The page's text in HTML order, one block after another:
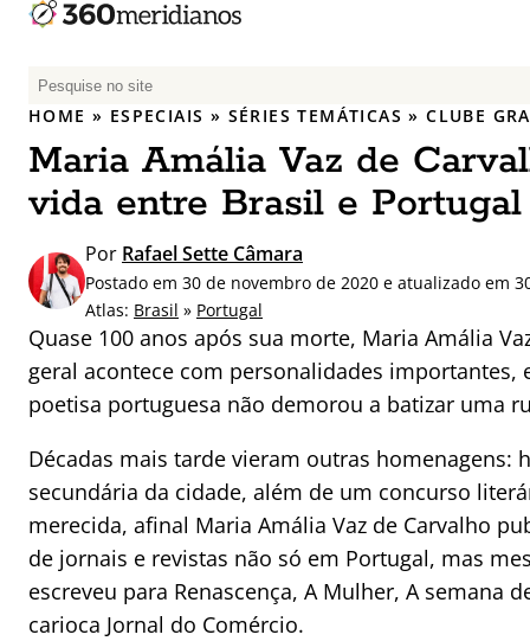
P
e
q
u
a
r
p
o
r
:
HOME » ESPECIAIS » SÉRIES TEMÁTICAS »CLUBE
Maria Amália Vaz de
vida entre Brasil e Portugal
Por Rafael Sette Câmara
Postado em 30 de novembro de 2020 e atualizado em
Atlas: Brasil » Portugal
Quase 100 anos após sua morte, Maria Amália
geral acontece com personalidades importantes,
poetisa portuguesa não demorou a batizar uma
Décadas mais tarde vieram outras homenagens:
secundária da cidade, além de um concurso
merecida, afinal Maria Amália Vaz de Carvalho
de jornais e revistas não só em Portugal, mas
escreveu para Renascença, A Mulher, A semana
carioca Jornal do Comércio.